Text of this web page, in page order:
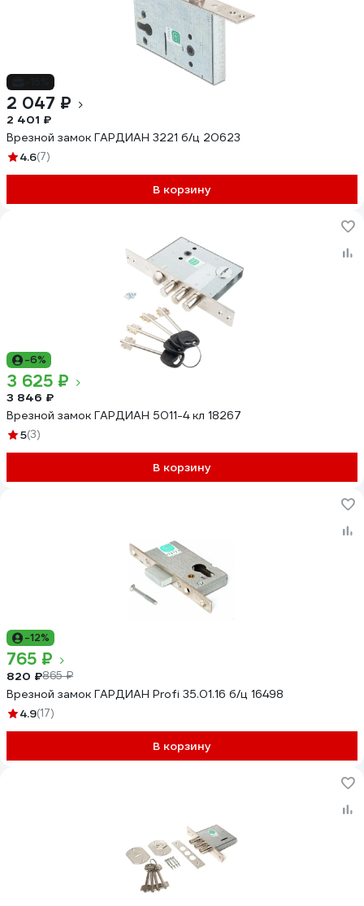
2 047 ₽
2 401 ₽
Врезной замок ГАРДИАН 3221 б/ц 20623
4.6(7)
В корзину
-6%
3 625 ₽
3 846 ₽
Врезной замок ГАРДИАН 5011-4 кл 18267
5(3)
В корзину
-12%
765 ₽
820 ₽865 ₽
Врезной замок ГАРДИАН Profi 35.01.16 б/ц 16498
4.9(17)
В корзину